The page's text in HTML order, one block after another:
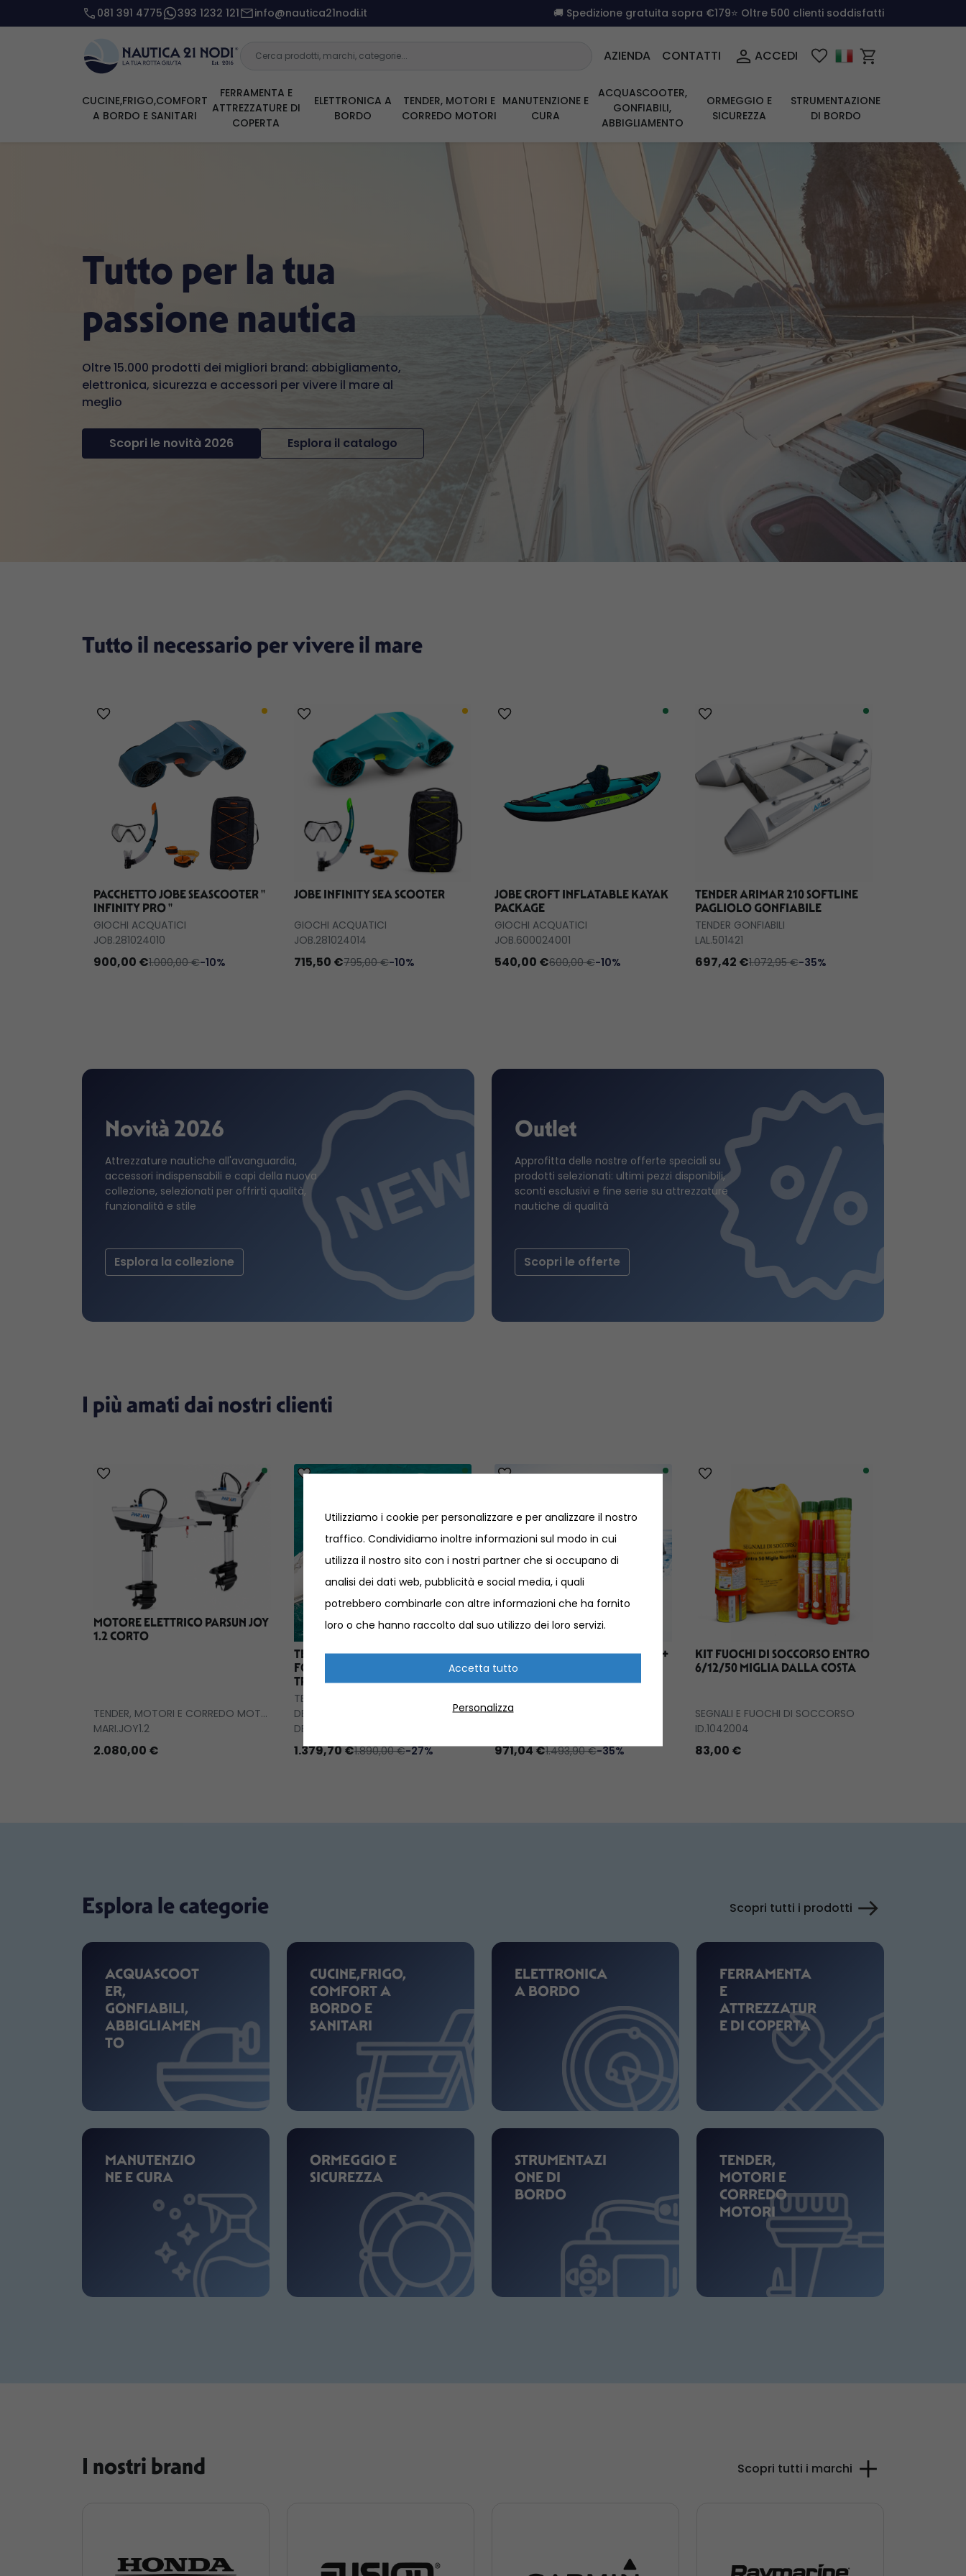
081 391 4775 393 1232 121 info@nautica21nodi.it 🚚 Spedizione gratuita sopra €179⭐ Oltre 500 clienti soddisfatti
AZIENDA CONTATTI ACCEDI
CUCINE,FRIGO,COMFORT
A BORDO E SANITARI
FERRAMENTA E
ATTREZZATURE DI
COPERTA
ELETTRONICA A
BORDO
TENDER, MOTORI E
CORREDO MOTORI
MANUTENZIONE E
CURA
ACQUASCOOTER,
GONFIABILI,
ABBIGLIAMENTO
ORMEGGIO E
SICUREZZA
STRUMENTAZIONE
DI BORDO
Tutto per la tua
passione nautica
Oltre 15.000 prodotti dei migliori brand: abbigliamento,
elettronica, sicurezza e accessori per vivere il mare al
meglio
Scopri le novità 2026 Esplora il catalogo
Tutto il necessario per vivere il mare
PACCHETTO JOBE SEASCOOTER ''
INFINITY PRO ''
GIOCHI ACQUATICI
JOB.281024010
900,00 €1.000,00 €-10%
JOBE INFINITY SEA SCOOTER
GIOCHI ACQUATICI
JOB.281024014
715,50 €795,00 €-10%
JOBE CROFT INFLATABLE KAYAK
PACKAGE
GIOCHI ACQUATICI
JOB.600024001
540,00 €600,00 €-10%
TENDER ARIMAR 210 SOFTLINE
PAGLIOLO GONFIABILE
TENDER GONFIABILI
LAL.501421
697,42 €1.072,95 €-35%
Novità 2026
Attrezzature nautiche all'avanguardia,
accessori indispensabili e capi della nuova
collezione, selezionati per offrirti qualità,
funzionalità e stile
Esplora la collezione
Outlet
Approfitta delle nostre offerte speciali su
prodotti selezionati: ultimi pezzi disponibili,
sconti esclusivi e fine serie su attrezzature
nautiche di qualità
Scopri le offerte
I più amati dai nostri clienti
MOTORE ELETTRICO PARSUN JOY
1.2 CORTO
TENDER, MOTORI E CORREDO MOTORI
MARI.JOY1.2
2.080,00 €
TENDER GOMMONE DECKTENT
FORMENTERA FONDO
TRASPARENTE
TENDER GONFIABILI
DEC.TEND230 DEC.TEND270
DEC.TEND330
1.379,70 €1.890,00 €-27%
PROMO TENDER ARIMAR ROLL +
MOTORE HONDA MARINE 2.3
TENDER GONFIABILI
971,04 €1.493,90 €-35%
KIT FUOCHI DI SOCCORSO ENTRO
6/12/50 MIGLIA DALLA COSTA
SEGNALI E FUOCHI DI SOCCORSO
ID.1042004
83,00 €
Esplora le categorie Scopri tutti i prodotti
ACQUASCOOT
ER,
GONFIABILI,
ABBIGLIAMEN
TO
CUCINE,FRIGO,
COMFORT A
BORDO E
SANITARI
ELETTRONICA
A BORDO
FERRAMENTA
E
ATTREZZATUR
E DI COPERTA
MANUTENZIO
NE E CURA
ORMEGGIO E
SICUREZZA
STRUMENTAZI
ONE DI
BORDO
TENDER,
MOTORI E
CORREDO
MOTORI
I nostri brand Scopri tutti i marchi
Utilizziamo i cookie per personalizzare e per analizzare il nostro
traffico. Condividiamo inoltre informazioni sul modo in cui
utilizza il nostro sito con i nostri partner che si occupano di
analisi dei dati web, pubblicità e social media, i quali
potrebbero combinarle con altre informazioni che ha fornito
loro o che hanno raccolto dal suo utilizzo dei loro servizi.
Personalizza
Accetta tutto